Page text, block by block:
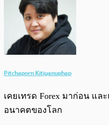
Pitchaporn Kitiyanuphap
เคยเทรด Forex มาก่อน แล
อนาคตของโลก